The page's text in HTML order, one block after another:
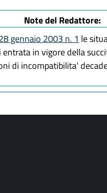
Note del Redattore:
gennaio 2003 n. 1 le
in vigore della
di incompatibilita'